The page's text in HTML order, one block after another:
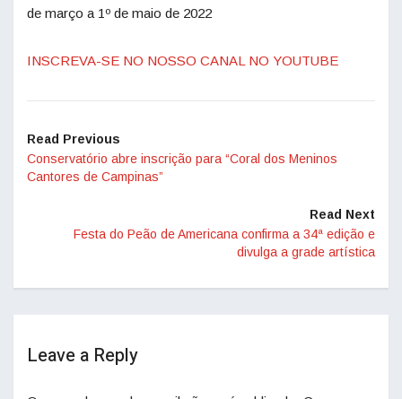
de março a 1º de maio de 2022
INSCREVA-SE NO NOSSO CANAL NO YOUTUBE
Read Previous
Conservatório abre inscrição para “Coral dos Meninos
Cantores de Campinas”
Read Next
Festa do Peão de Americana confirma a 34ª edição e
divulga a grade artística
Leave a Reply